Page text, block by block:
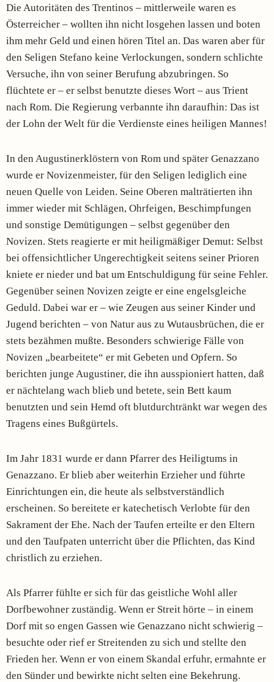
Die Autoritäten des Trentinos – mittlerweile waren es
Österreicher – wollten ihn nicht losgehen lassen und boten
ihm mehr Geld und einen hören Titel an. Das waren aber für
den Seligen Stefano keine Verlockungen, sondern schlichte
Versuche, ihn von seiner Berufung abzubringen. So
flüchtete er – er selbst benutzte dieses Wort – aus Trient
nach Rom. Die Regierung verbannte ihn daraufhin: Das ist
der Lohn der Welt für die Verdienste eines heiligen Mannes!
In den Augustinerklöstern von Rom und später Genazzano
wurde er Novizenmeister, für den Seligen lediglich eine
neuen Quelle von Leiden. Seine Oberen malträtierten ihn
immer wieder mit Schlägen, Ohrfeigen, Beschimpfungen
und sonstige Demütigungen – selbst gegenüber den
Novizen. Stets reagierte er mit heiligmäßiger Demut: Selbst
bei offensichtlicher Ungerechtigkeit seitens seiner Prioren
kniete er nieder und bat um Entschuldigung für seine Fehler.
Gegenüber seinen Novizen zeigte er eine engelsgleiche
Geduld. Dabei war er – wie Zeugen aus seiner Kinder und
Jugend berichten – von Natur aus zu Wutausbrüchen, die er
stets bezähmen mußte. Besonders schwierige Fälle von
Novizen „bearbeitete“ er mit Gebeten und Opfern. So
berichten junge Augustiner, die ihn ausspioniert hatten, daß
er nächtelang wach blieb und betete, sein Bett kaum
benutzten und sein Hemd oft blutdurchtränkt war wegen des
Tragens eines Bußgürtels.
Im Jahr 1831 wurde er dann Pfarrer des Heiligtums in
Genazzano. Er blieb aber weiterhin Erzieher und führte
Einrichtungen ein, die heute als selbstverständlich
erscheinen. So bereitete er katechetisch Verlobte für den
Sakrament der Ehe. Nach der Taufen erteilte er den Eltern
und den Taufpaten unterricht über die Pflichten, das Kind
christlich zu erziehen.
Als Pfarrer fühlte er sich für das geistliche Wohl aller
Dorfbewohner zuständig. Wenn er Streit hörte – in einem
Dorf mit so engen Gassen wie Genazzano nicht schwierig –
besuchte oder rief er Streitenden zu sich und stellte den
Frieden her. Wenn er von einem Skandal erfuhr, ermahnte er
den Sünder und bewirkte nicht selten eine Bekehrung.